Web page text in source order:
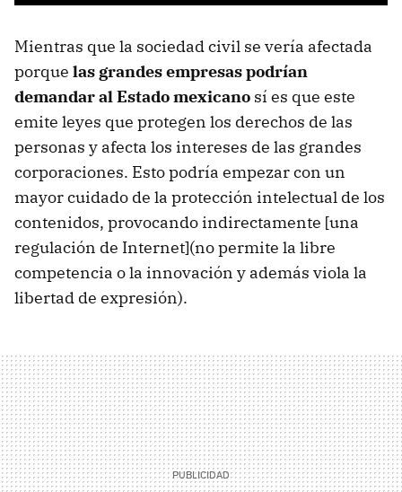
Mientras que la sociedad civil se vería afectada
porque las grandes empresas podrían
demandar al Estado mexicano sí es que este
emite leyes que protegen los derechos de las
personas y afecta los intereses de las grandes
corporaciones. Esto podría empezar con un
mayor cuidado de la protección intelectual de los
contenidos, provocando indirectamente [una
regulación de Internet](no permite la libre
competencia o la innovación y además viola la
libertad de expresión).